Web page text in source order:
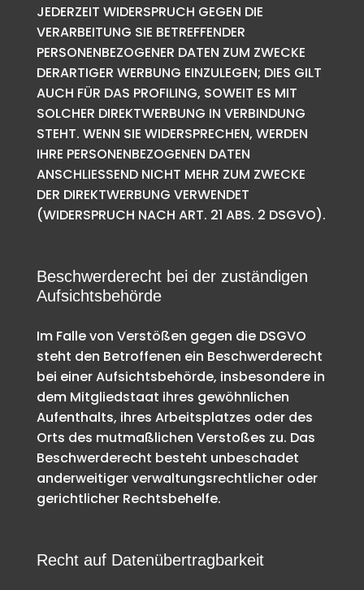
JEDERZEIT WIDERSPRUCH GEGEN DIE
VERARBEITUNG SIE BETREFFENDER
PERSONENBEZOGENER DATEN ZUM ZWECKE
DERARTIGER WERBUNG EINZULEGEN; DIES GILT
AUCH FÜR DAS PROFILING, SOWEIT ES MIT
SOLCHER DIREKTWERBUNG IN VERBINDUNG
STEHT. WENN SIE WIDERSPRECHEN, WERDEN
IHRE PERSONENBEZOGENEN DATEN
ANSCHLIESSEND NICHT MEHR ZUM ZWECKE
DER DIREKTWERBUNG VERWENDET
(WIDERSPRUCH NACH ART. 21 ABS. 2 DSGVO).
Beschwerde­recht bei der zuständigen
Aufsichts­behörde
Im Falle von Verstößen gegen die DSGVO
steht den Betroffenen ein Beschwerderecht
bei einer Aufsichtsbehörde, insbesondere in
dem Mitgliedstaat ihres gewöhnlichen
Aufenthalts, ihres Arbeitsplatzes oder des
Orts des mutmaßlichen Verstoßes zu. Das
Beschwerderecht besteht unbeschadet
anderweitiger verwaltungsrechtlicher oder
gerichtlicher Rechtsbehelfe.
Recht auf Daten­übertrag­barkeit